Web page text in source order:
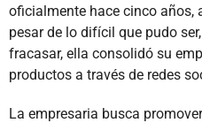
oficialmente hace cinco años,
pesar de lo difícil que pudo
fracasar, ella consolidó su
productos a través de redes
La empresaria busca